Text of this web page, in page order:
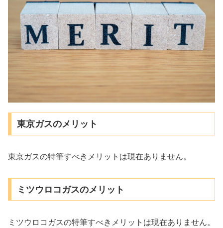
東京ガスのメリット
東京ガスの特筆すべきメリットは現在ありません。
ミツウロコガスのメリット
ミツウロコガスの特筆すべきメリットは現在ありません。